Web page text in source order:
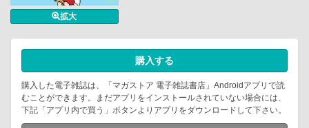
拡大
購入する
購入した電子雑誌は、「マガストア 電子雑誌書店」Androidアプリで読
むことができます。まだアプリをインストールされていない場合には、
下記「アプリ内で買う」ボタンよりアプリをダウンロードして下さい。